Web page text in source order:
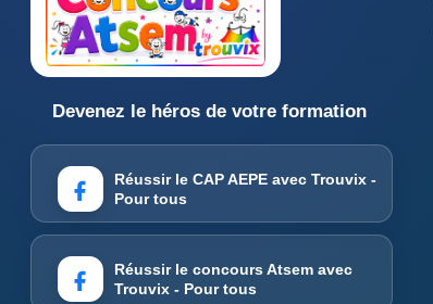
Devenez le héros de votre formation
Réussir le CAP AEPE avec Trouvix -
Pour tous
Réussir le concours Atsem avec
Trouvix - Pour tous